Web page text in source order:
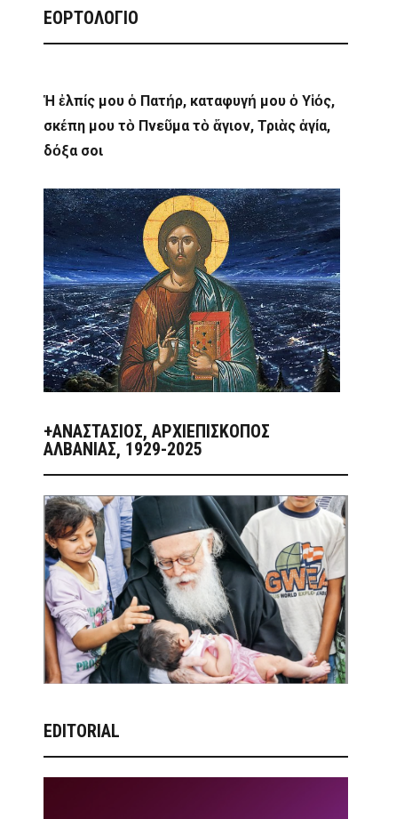
ΕΟΡΤΟΛΟΓΙΟ
Ἡ ἐλπίς μου ὁ Πατήρ, καταφυγή μου ὁ Υἱός,
σκέπη μου τὸ Πνεῦμα τὸ ἅγιον, Τριὰς ἁγία,
δόξα σοι
+ΑΝΑΣΤΆΣΙΟΣ, ΑΡΧΙΕΠΊΣΚΟΠΟΣ
ΑΛΒΑΝΊΑΣ, 1929-2025
EDITORIAL